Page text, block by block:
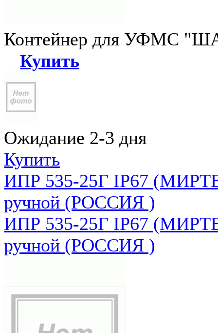
Контейнер для УФМС
Купить
Ожидание 2-3 дня
Купить
ИПР 535-25Г IP67
ручной (РОССИЯ )
ИПР 535-25Г IP67
ручной (РОССИЯ )